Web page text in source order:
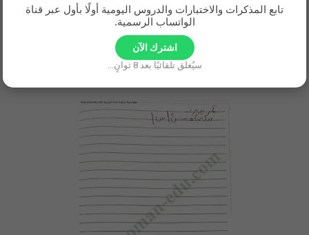
تابع المذكرات والاختبارات والدروس اليومية أولًا بأول عبر قناة
الواتساب الرسمية.
اشترك الآن
سيُغلق تلقائيًا بعد7 ثوانٍ...